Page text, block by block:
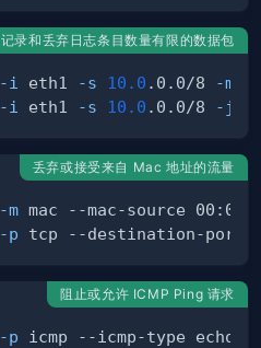
记录和丢弃日志条目数量有限的数据包
-i eth1 -s 10.0 .0.0/8 -m
-i eth1 -s 10.0 .0.0/8 -j
丢弃或接受来自 Mac 地址的流量
-m mac --mac-source
-p tcp --destination-port
阻止或允许 ICMP Ping 请求
-p icmp --icmp-type echo-